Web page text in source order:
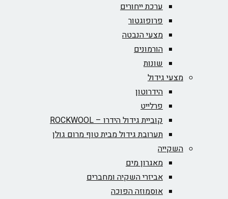
ערכת ייחורים
פרופוגטור
מצעי הנבטה
הורמונים
שונות
מצעי גידול
הידרוטון
פרלייט
קוביית גידול הידרו – ROCKWOOL‏
תערובת גידול מבית טוף מרום גולן
השקייה
מאגרון מים
אביזרי השקיה ומחברים
אוסמוזה הפוכה